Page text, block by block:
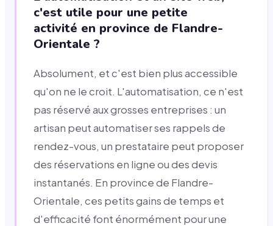
c'est utile pour une petite
activité en province de Flandre-
Orientale ?
Absolument, et c'est bien plus accessible
qu'on ne le croit. L'automatisation, ce n'est
pas réservé aux grosses entreprises : un
artisan peut automatiser ses rappels de
rendez-vous, un prestataire peut proposer
des réservations en ligne ou des devis
instantanés. En province de Flandre-
Orientale, ces petits gains de temps et
d'efficacité font énormément pour une